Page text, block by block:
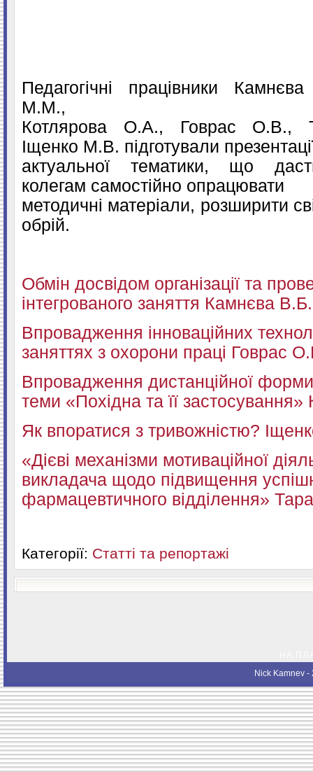
Педагогічні працівники
М.М.,
Котлярова О.А., Говрас О.В.,
Іщенко М.В. підготували
актуальної тематики, що
колегам самостійно опрацювати
методичні матеріали, розширити
обрій.
Обмін досвідом організації та
інтегрованого заняття Камнєва В.Б.
Впровадження інноваційних
заняттях з охорони праці Говрас
Впровадження дистанційної
теми «Похідна та її
Як впоратися з тривожністю?
«Дієві механізми мотиваційної
викладача щодо підвищення
фармацевтичного відділення»
Категорії: Статті та репортажі
Nick Kamnev -